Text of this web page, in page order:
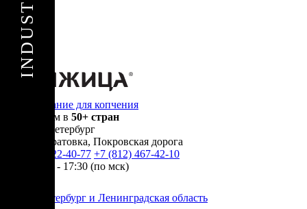
Санкт-Петербург и Ленинградская область
Оборудование для копчения
Доставляем в 50+ стран
Санкт-Петербург
п. Новосаратовка, Покровская дорога
+7 (905) 222-40-77 +7 (812) 467-42-10
пн-пт 9:00 - 17:30 (по мск)